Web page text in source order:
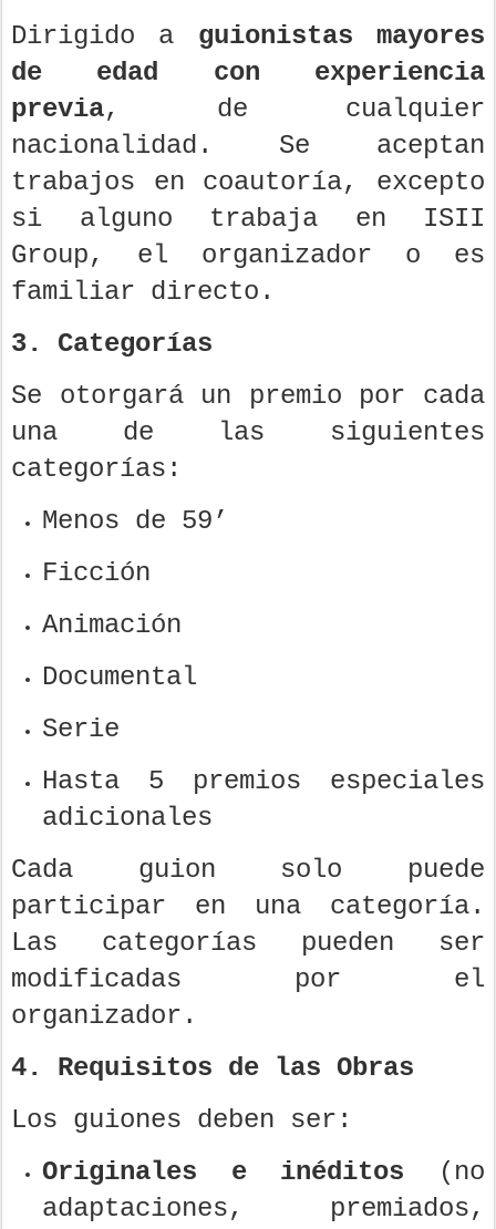
Dirigido a guionistas mayores
de edad con experiencia
previa, de cualquier
nacionalidad. Se aceptan
trabajos en coautoría, excepto
si alguno trabaja en ISII
Group, el organizador o es
familiar directo.
3. Categorías
Se otorgará un premio por cada
una de las siguientes
categorías:
Menos de 59’
Ficción
Animación
Documental
Serie
Hasta 5 premios especiales
adicionales
Cada guion solo puede
participar en una categoría.
Las categorías pueden ser
modificadas por el
organizador.
4. Requisitos de las Obras
Los guiones deben ser:
Originales e inéditos (no
adaptaciones, premiados,